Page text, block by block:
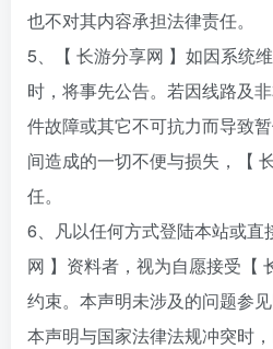
也不对其内容承担法律责任。
5、【 长游分享网 】如因系统
时，将事先公告。若因线路及
件故障或其它不可抗力而导致
间造成的一切不便与损失，【
任。
6、凡以任何方式登陆本站或直
网 】资料者，视为自愿接受【
约束。本声明未涉及的问题参
本声明与国家法律法规冲突时